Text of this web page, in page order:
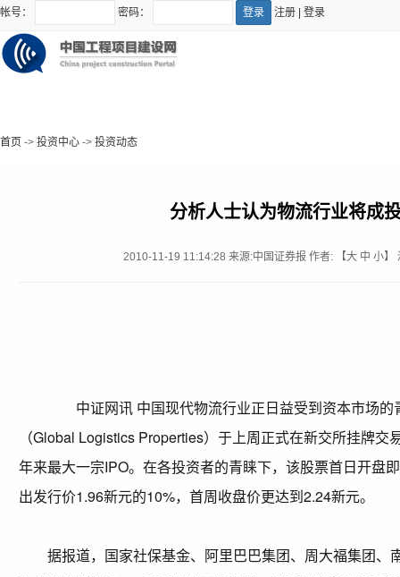
帐号： 密码： 注册 登录
首页 -> 投资中心 -> 投资动态
分析人士认为物流行业将成
2010-11-19 11:14:28 来源:中国证券报 作者: 【大 中 小】
中证网讯 中国现代物流行业正日益受到资本市场的
（Global Logistics Properties）于上周正式在新交所挂牌交
年来最大一宗IPO。在各投资者的青睐下，该股票首日开盘
出发行价1.96新元的10%，首周收盘价更达到2.24新元。
据报道，国家社保基金、阿里巴巴集团、周大福集团、